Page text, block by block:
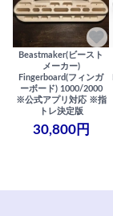
Beastmaker(ビースト
メーカー)
Fingerboard(フィンガ
ーボード) 1000/2000
※公式アプリ対応 ※指
トレ決定版
30,800円